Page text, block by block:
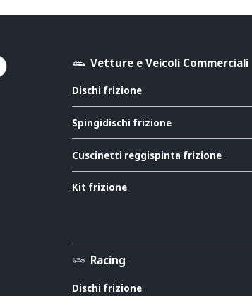
Vetture e Veicoli Commerciali
Dischi frizione
Spingidischi frizione
Cuscinetti reggispinta frizione
Kit frizione
Racing
Dischi frizione